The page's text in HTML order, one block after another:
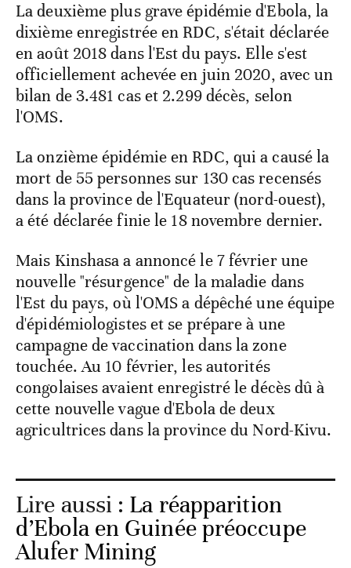
La deuxième plus grave épidémie d'Ebola, la
dixième enregistrée en RDC, s'était déclarée
en août 2018 dans l'Est du pays. Elle s'est
officiellement achevée en juin 2020, avec un
bilan de 3.481 cas et 2.299 décès, selon
l'OMS.
La onzième épidémie en RDC, qui a causé la
mort de 55 personnes sur 130 cas recensés
dans la province de l'Equateur (nord-ouest),
a été déclarée finie le 18 novembre dernier.
Mais Kinshasa a annoncé le 7 février une
nouvelle "résurgence" de la maladie dans
l'Est du pays, où l'OMS a dépêché une équipe
d'épidémiologistes et se prépare à une
campagne de vaccination dans la zone
touchée. Au 10 février, les autorités
congolaises avaient enregistré le décès dû à
cette nouvelle vague d'Ebola de deux
agricultrices dans la province du Nord-Kivu.
Lire aussi : La réapparition
d’Ebola en Guinée préoccupe
Alufer Mining